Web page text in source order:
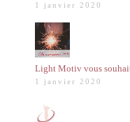
1 janvier 2020
Light Motiv vous
1 janvier 2020